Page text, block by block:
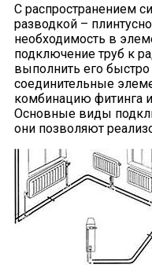
С распространением
разводкой –
необходимость в
подключение труб к
выполнить его быстро
соединительные
комбинацию фитинга
Основные виды
они позволяют